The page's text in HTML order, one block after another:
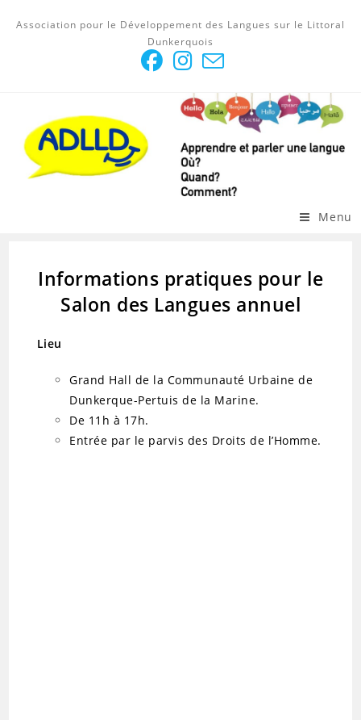
Association pour le Développement des Langues sur le Littoral
Dunkerquois
Menu
Informations pratiques pour le
Salon des Langues annuel
Lieu
Grand Hall de la Communauté Urbaine de
Dunkerque-Pertuis de la Marine.
De 11h à 17h.
Entrée par le parvis des Droits de l’Homme.